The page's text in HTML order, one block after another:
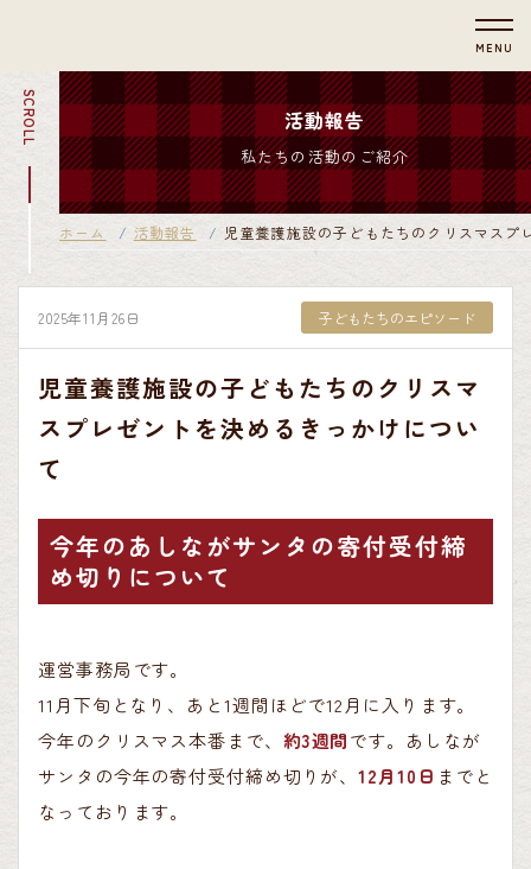
MENU
SCROLL 活動報告
私たちの活動のご紹介
ホーム 活動報告 児童養護施設の子どもたちのクリスマス
2025年11月26日 子どもたちのエピソード
児童養護施設の子どもたちのクリスマ
スプレゼントを決めるきっかけについ
て
今年のあしながサンタの寄付受付締
め切りについて
運営事務局です。
11月下旬となり、あと1週間ほどで12月に入ります。
今年のクリスマス本番まで、 約3週間です。あしなが
サンタの今年の寄付受付締め切りが、12月10日 までと
なっております。